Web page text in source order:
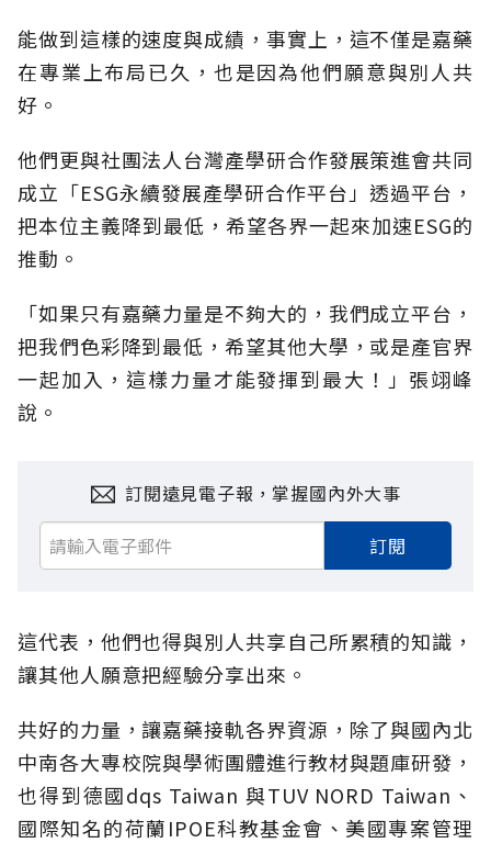
能做到這樣的速度與成績，事實上，這不僅是嘉藥
在專業上布局已久，也是因為他們願意與別人共
好。
他們更與社團法人台灣產學研合作發展策進會共同
成立「ESG永續發展產學研合作平台」透過平台，
把本位主義降到最低，希望各界一起來加速ESG的
推動。
「如果只有嘉藥力量是不夠大的，我們成立平台，
把我們色彩降到最低，希望其他大學，或是產官界
一起加入，這樣力量才能發揮到最大！」張翊峰
說。
訂閱遠見電子報，掌握國內外大事
訂閱
這代表，他們也得與別人共享自己所累積的知識，
讓其他人願意把經驗分享出來。
共好的力量，讓嘉藥接軌各界資源，除了與國內北
中南各大專校院與學術團體進行教材與題庫研發，
也得到德國dqs Taiwan 與TUV NORD Taiwan 、
國際知名的荷蘭IPOE科教基金會、美國專案管理